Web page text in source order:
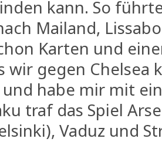
kann. So
Mailand,
Karten und
wir gegen
habe mir mit
traf das Spiel
Vaduz und